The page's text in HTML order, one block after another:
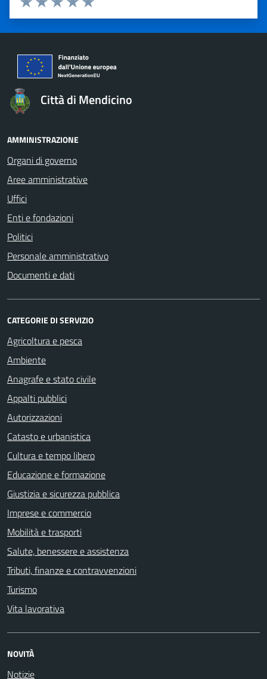
Valuta 5 stelle su 5
Valuta 4 stelle su 5
Valuta 3 stelle su 5
Valuta 2 stelle su 5
Valuta 1 stelle su 5
Città di Mendicino
AMMINISTRAZIONE
Organi di governo
Aree amministrative
Uffici
Enti e fondazioni
Politici
Personale amministrativo
Documenti e dati
CATEGORIE DI SERVIZIO
Agricoltura e pesca
Ambiente
Anagrafe e stato civile
Appalti pubblici
Autorizzazioni
Catasto e urbanistica
Cultura e tempo libero
Educazione e formazione
Giustizia e sicurezza pubblica
Imprese e commercio
Mobilità e trasporti
Salute, benessere e assistenza
Tributi, finanze e contravvenzioni
Turismo
Vita lavorativa
NOVITÀ
Notizie